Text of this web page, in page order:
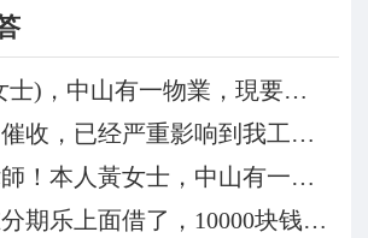
本人姓黃(女士)，中山有一物業，現要將物業轉讓給弟
分期乐暴力催收，已经严重影响到我工作和家人工作，原
你好，張律師！本人黃女士，中山有一物業，現要將物業
你好，我在分期乐上面借了，10000块钱，现在利息